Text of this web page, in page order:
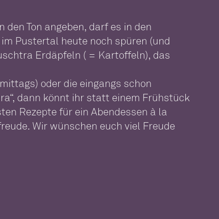
Ton angeben, darf es in den
Pustertal heute noch spüren (und
Erdäpfeln ( = Kartoffeln), das
oder die eingangs schon
dann könnt ihr statt einem Frühstück
Rezepte für ein Abendessen à la
Wir wünschen euch viel Freude